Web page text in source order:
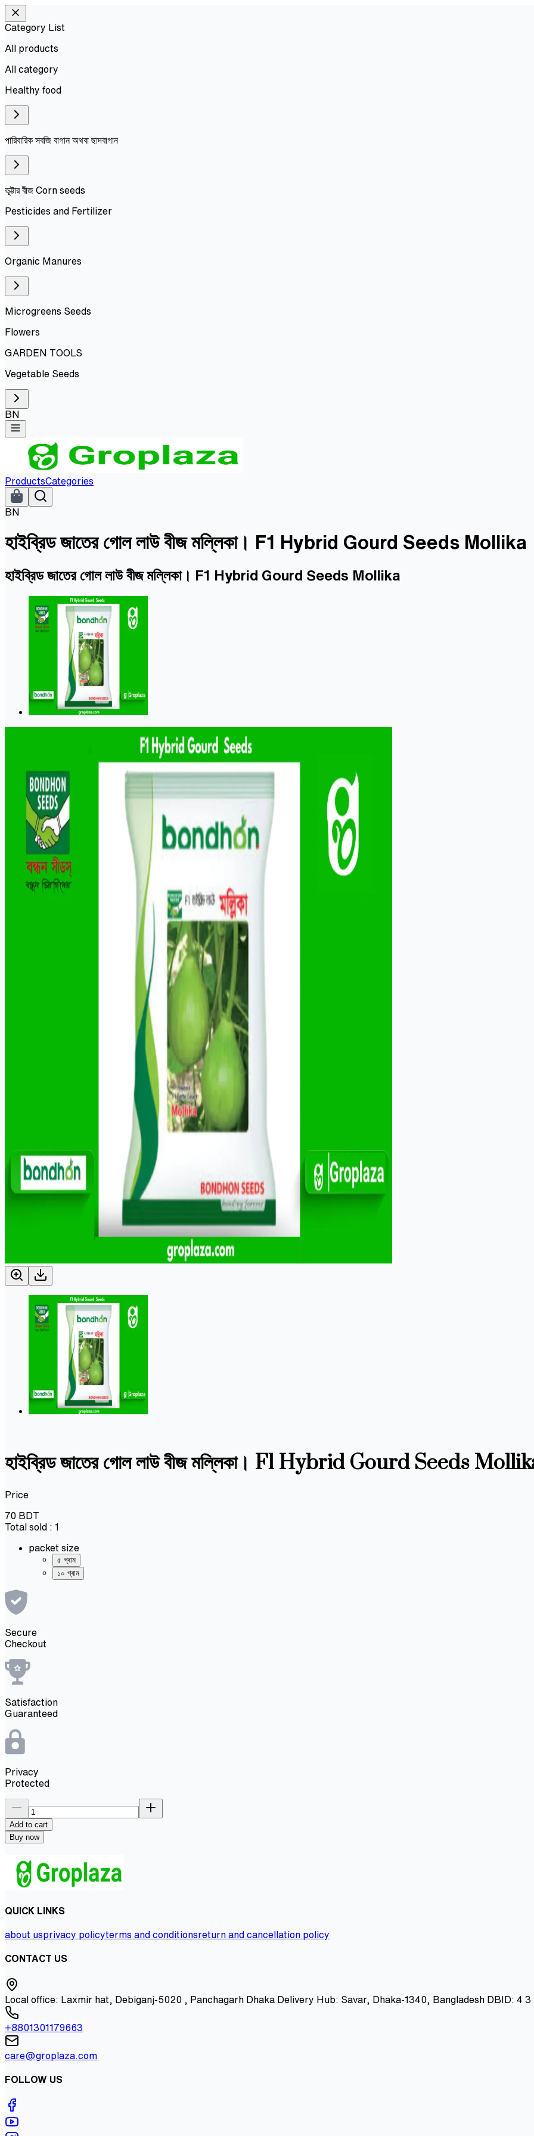
Category List
All products
All category
Healthy food
পারিবারিক সবজি বাগান অথবা ছাদবাগান
ভূট্টার বীজ Corn seeds
Pesticides and Fertilizer
Organic Manures
Microgreens Seeds
Flowers
GARDEN TOOLS
Vegetable Seeds
BN
ProductsCategories
BN
হাইব্রিড জাতের গোল লাউ বীজ মল্লিকা। F1 Hybrid Gourd Seeds Mollika
হাইব্রিড জাতের গোল লাউ বীজ মল্লিকা। F1 Hybrid Gourd Seeds Mollika
হাইব্রিড জাতের গোল লাউ বীজ মল্লিকা। F1 Hybrid Gourd Seeds
Price
70 BDT
Total sold : 1
packet size
৫ গ্ৰাম
১০ গ্ৰাম
Secure
Checkout
Satisfaction
Guaranteed
Privacy
Protected
Add to cart
Buy now
QUICK LINKS
about usprivacy policyterms and conditionsreturn and cancellation policy
CONTACT US
Local office: Laxmir hat, Debiganj-5020 , Panchagarh Dhaka Delivery Hub: Savar, Dhaka-1340, Bangladesh DBID: 4 3
+8801301179663
care@groplaza.com
FOLLOW US